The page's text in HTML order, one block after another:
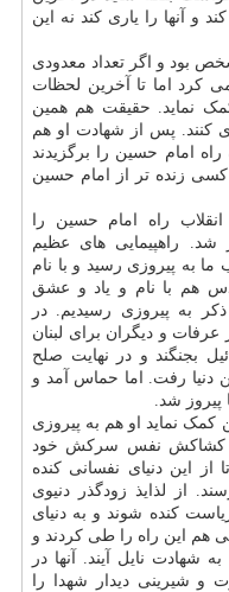
و آنها را یاری کند نه این
بود و اگر تعداد معدودی
کرد اما تا آخرین لحظات
کمک نماید. حقیقت هم همین
کنند. پس از شهادت او هم
امام حسین را برگزیدند
زنده تر از امام حسین
راه امام حسین را
شد. راهپیمایی های عظیم
که انقلاب ما به پیروزی رسید و با نام
هم با نام و یاد و عشق
به پیروزی رسیدیم. در
و دیگران برای لبنان
بجنگند و در نهایت صلح
دنیا رفت. اما حماس آمد و
پیروز شد.
نماید او هم به پیروزی
در کشاکش نفس سرکش خود
از این دنیای نفسانی کنده
از لذایذ زودگذر دنیوی
کنده شوند و به دنیای
هم این راه را طی کردند و
نایل آیند. آنها در
و شیرینی دیدار شهدا را